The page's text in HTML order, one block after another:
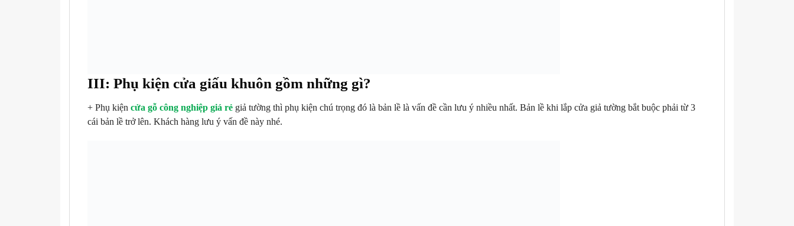
III: Phụ kiện cửa giấu khuôn gồm những gì?
+ Phụ kiện cửa gỗ công nghiệp giá rẻ giả tường thì phụ kiện chú trọng đó là bản lề là vấn đề cần lưu ý nhiều nhất. Bản lề khi lắp cửa giả tường bắt buộc phải từ 3
cái bản lề trở lên. Khách hàng lưu ý vấn đề này nhé.